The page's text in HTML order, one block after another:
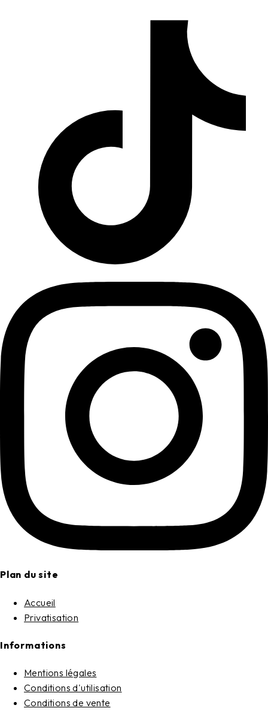
Plan du site
Accueil
Privatisation
Informations
Mentions légales
Conditions d'utilisation
Conditions de vente